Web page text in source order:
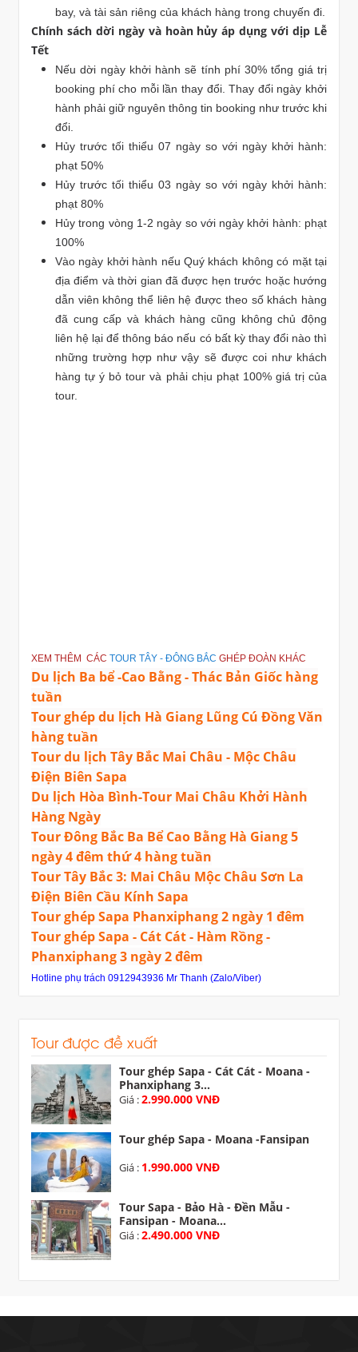
bay, và tài sản riêng của khách hàng trong chuyến đi.
Chính sách dời ngày và hoàn hủy áp dụng với dịp Lễ
Tết
Nếu dời ngày khởi hành sẽ tính phí 30% tổng giá trị
booking phí cho mỗi lần thay đổi. Thay đổi ngày khởi
hành phải giữ nguyên thông tin booking như trước khi
đổi.
Hủy trước tối thiểu 07 ngày so với ngày khởi hành:
phạt 50%
Hủy trước tối thiểu 03 ngày so với ngày khởi hành:
phạt 80%
Hủy trong vòng 1-2 ngày so với ngày khởi hành: phạt
100%
Vào ngày khởi hành nếu Quý khách không có mặt tại
địa điểm và thời gian đã được hẹn trước hoặc hướng
dẫn viên không thể liên hệ được theo số khách hàng
đã cung cấp và khách hàng cũng không chủ động
liên hệ lại để thông báo nếu có bất kỳ thay đổi nào thì
những trường hợp như vậy sẽ được coi như khách
hàng tự ý bỏ tour và phải chịu phạt 100% giá trị của
tour.
XEM THÊM CÁC TOUR TÂY - ĐÔNG BẮC GHÉP ĐOÀN KHÁC
Du lịch Ba bể -Cao Bằng - Thác Bản Giốc hàng
tuần
Tour ghép du lịch Hà Giang Lũng Cú Đồng Văn
hàng tuần
Tour du lịch Tây Bắc Mai Châu - Mộc Châu
Điện Biên Sapa
Du lịch Hòa Bình-Tour Mai Châu Khởi Hành
Hàng Ngày
Tour Đông Bắc Ba Bể Cao Bằng Hà Giang 5
ngày 4 đêm thứ 4 hàng tuần
Tour Tây Bắc 3: Mai Châu Mộc Châu Sơn La
Điện Biên Cầu Kính Sapa
Tour ghép Sapa Phanxiphang 2 ngày 1 đêm
Tour ghép Sapa - Cát Cát - Hàm Rồng -
Phanxiphang 3 ngày 2 đêm
Hotline phụ trách 0912943936 Mr Thanh (Zalo/Viber)
Tour được đề xuất
Tour ghép Sapa - Cát Cát - Moana -
Phanxiphang 3...
Giá :2.990.000 VNĐ
Tour ghép Sapa - Moana -Fansipan
Giá : 1.990.000 VNĐ
Tour Sapa - Bảo Hà - Đền Mẫu -
Fansipan - Moana...
Giá :2.490.000 VNĐ